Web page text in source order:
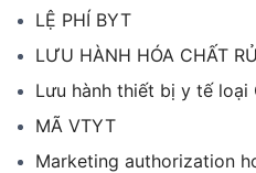
LỆ PHÍ BYT
LƯU HÀNH HÓA CHẤT
Lưu hành thiết bị y tế loại
MÃ VTYT
Marketing authorization